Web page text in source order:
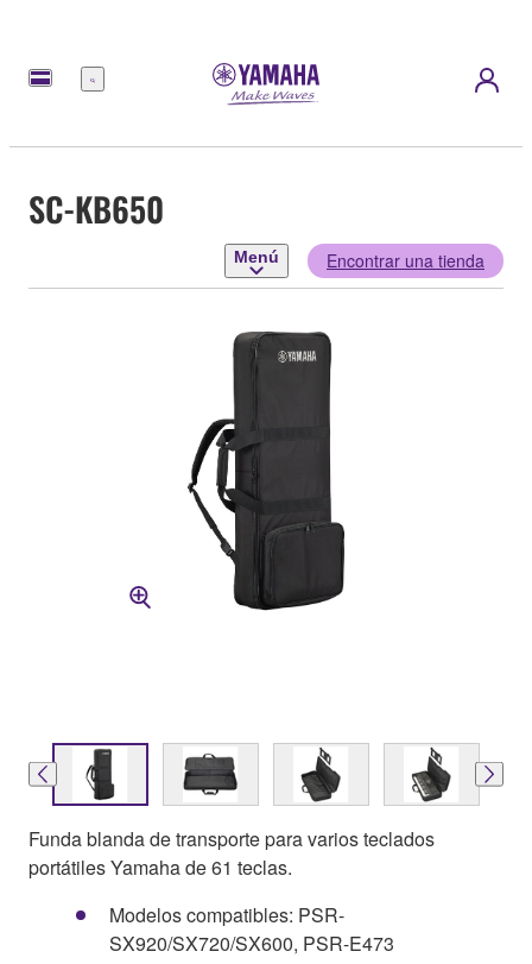
Menú
SC-KB650
Menú Encontrar una tienda
Funda blanda de transporte para varios teclados
portátiles Yamaha de 61 teclas.
Modelos compatibles: PSR-
SX920/SX720/SX600, PSR-E473